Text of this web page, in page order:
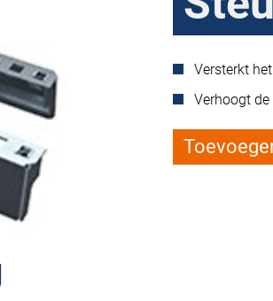
Versterkt
Verhoogt